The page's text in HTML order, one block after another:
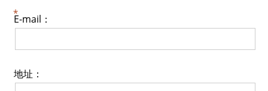
E-mail：
地址：